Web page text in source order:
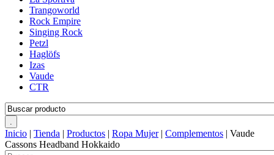
Trangoworld
Rock Empire
Singing Rock
Petzl
Haglöfs
Izas
Vaude
CTR
Inicio | Tienda | Productos | Ropa Mujer| Complementos | Vaude
Cassons Headband Hokkaido